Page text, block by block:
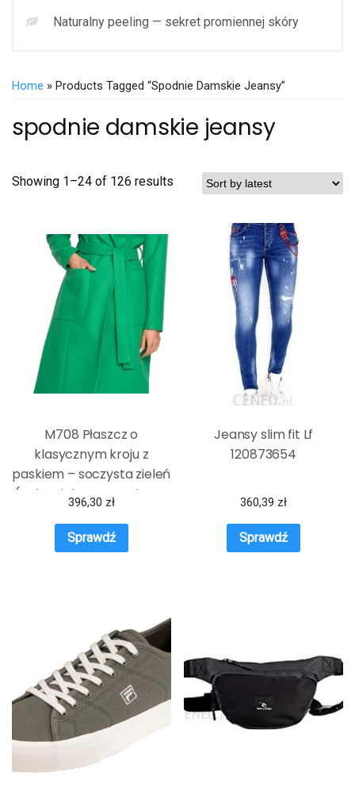
Naturalny peeling — sekret promiennej skóry
Home » Products Tagged “spodnie Damskie Jeansy”
spodnie damskie jeansy
Showing 1–24 of 126 results
M708 Płaszcz o
klasycznym kroju z
paskiem – soczysta zieleń
(Kolor zielony, Rozmiar XL
(42))
396,30 zł
Sprawdź
Jeansy slim fit Lf
120873654
360,39 zł
Sprawdź